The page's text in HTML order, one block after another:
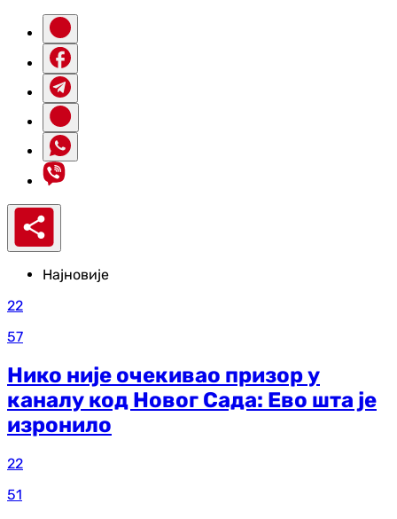
Најновије
22
57
Нико није очекивао призор у
каналу код Новог Сада: Ево шта је
изронило
22
51